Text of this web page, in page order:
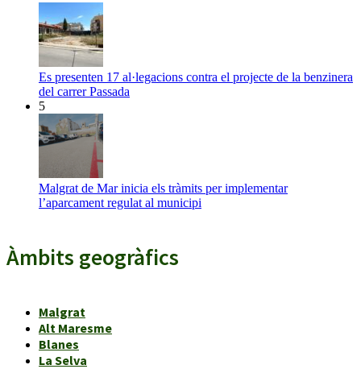
Es presenten 17 al·legacions contra el projecte de la benzinera
del carrer Passada
5
Malgrat de Mar inicia els tràmits per implementar
l’aparcament regulat al municipi
Àmbits geogràfics
Malgrat
Alt Maresme
Blanes
La Selva